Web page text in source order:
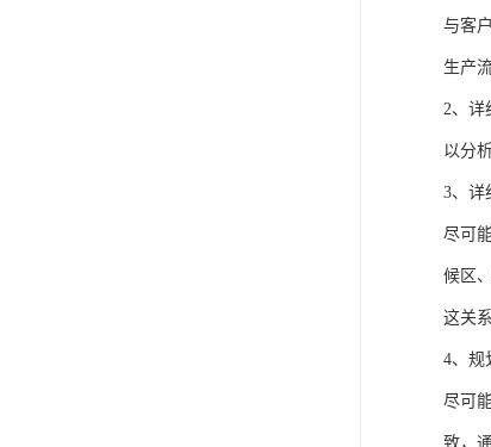
与客
生产
2、详
以分
3、详
尽可
候区
这关
4、规
尽可
致，